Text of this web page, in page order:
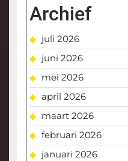
Archief
juli 2026
juni 2026
mei 2026
april 2026
maart 2026
februari 2026
januari 2026